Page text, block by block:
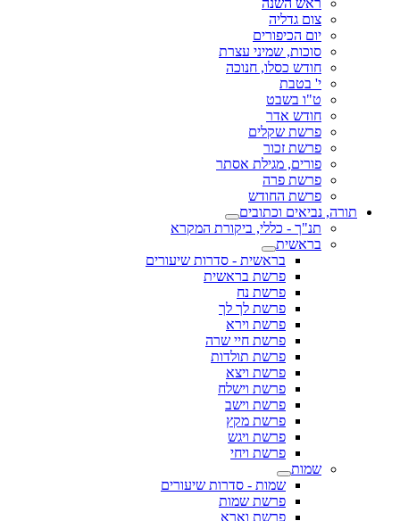
ראש השנה
צום גדליה
יום הכיפורים
סוכות, שמיני עצרת
חודש כסלו, חנוכה
י' בטבת
ט"ו בשבט
חודש אדר
פרשת שקלים
פרשת זכור
פורים, מגילת אסתר
פרשת פרה
פרשת החודש
תורה, נביאים וכתובים
תנ"ך - כללי, ביקורת המקרא
בראשית
בראשית - סדרות שיעורים
פרשת בראשית
פרשת נח
פרשת לך לך
פרשת וירא
פרשת חיי שרה
פרשת תולדות
פרשת ויצא
פרשת וישלח
פרשת וישב
פרשת מקץ
פרשת ויגש
פרשת ויחי
שמות
שמות - סדרות שיעורים
פרשת שמות
פרשת וארא